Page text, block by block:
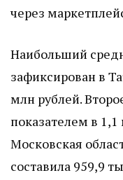
через
Наибольший
зафиксирован в
млн рублей.
показателем в
Московская
составила 959,9